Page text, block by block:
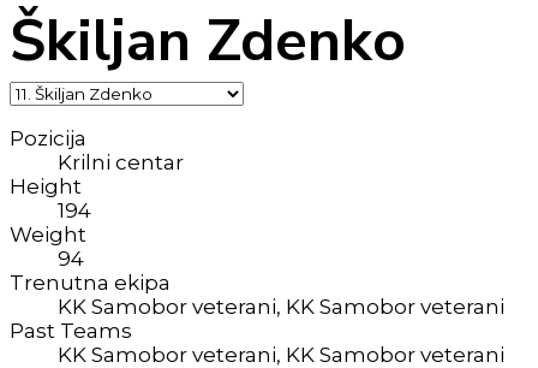
Škiljan Zdenko
Pozicija
Krilni centar
Height
194
Weight
94
Trenutna ekipa
KK Samobor veterani, KK Samobor veterani
Past Teams
KK Samobor veterani, KK Samobor veterani